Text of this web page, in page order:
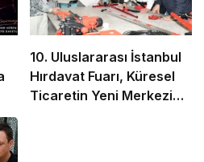
10. Uluslararası İstanbul
Hırdavat Fuarı, Küresel
Ticaretin Yeni Merkezi